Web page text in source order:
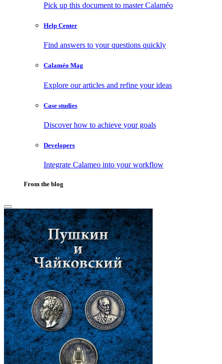
Pick up this document to master Calaméo
Help Center
Find answers to your questions quickly
Calaméo Mag
Explore our articles and refine your ideas
Case studies
Discover how to achieve your goals
Developers
Integrate Calameo into your workflow
From the blog